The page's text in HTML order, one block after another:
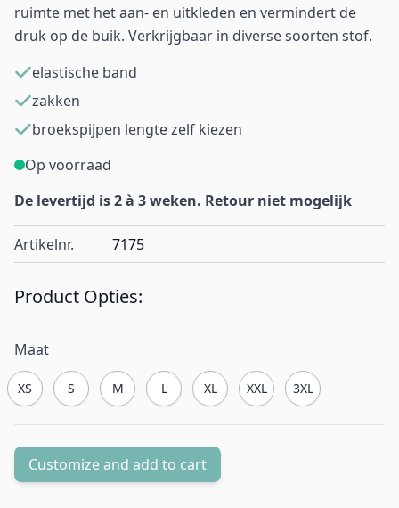
ruimte met het aan- en uitkleden en vermindert de
druk op de buik. Verkrijgbaar in diverse soorten stof.
elastische band
zakken
broekspijpen lengte zelf kiezen
Op voorraad
De levertijd is 2 à 3 weken. Retour niet mogelijk
Artikelnr. 7175
Product Opties:
Maat
XS S M L XL XXL 3XL
Customize and add to cart